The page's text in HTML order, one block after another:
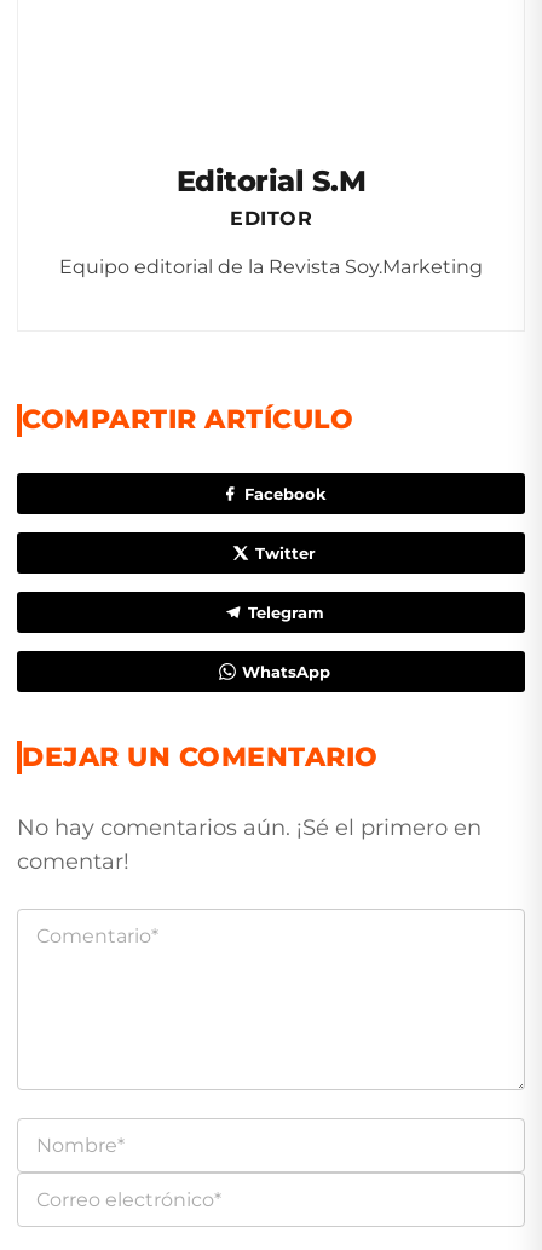
Editorial S.M
EDITOR
Equipo editorial de la Revista Soy.Marketing
COMPARTIR ARTÍCULO
Facebook
Twitter
Telegram
WhatsApp
DEJAR UN COMENTARIO
No hay comentarios aún. ¡Sé el primero en
comentar!